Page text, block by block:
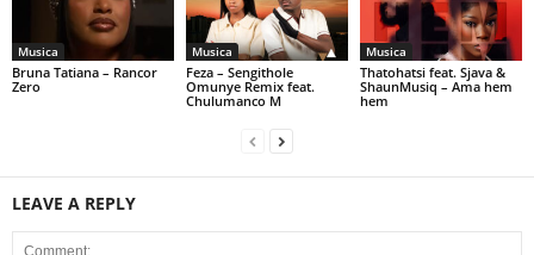
Musica
Bruna Tatiana – Rancor
Zero
Musica
Feza – Sengithole
Omunye Remix feat.
Chulumanco M
Musica
Thatohatsi feat. Sjava &
ShaunMusiq – Ama hem
hem
LEAVE A REPLY